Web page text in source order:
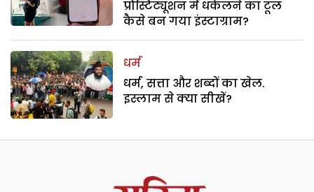
प्रोस्टिट्यूशन में धकेलने का टूल
कैसे बन गया इंस्टाग्राम?
धर्म
धर्म, सत्ता और शब्दों का खेल.
इस्लाम से क्या सीखें?